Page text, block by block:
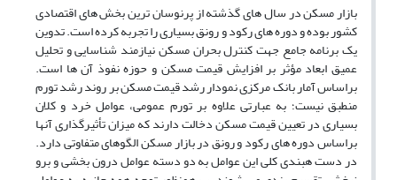
بازار مسکن در سال های گذشته از پرنوسان ترین بخش های اقتصادی
کشور بوده و دوره های رکود و رونق بسیاری را تجربه کرده است. تدوین
یک برنامه جامع جهت کنترل بحران مسکن نیازمند شناسایی و تحلیل
عمیق ابعاد مؤثر بر افزایش قیمت مسکن و حوزه نفوذ آن ها است.
براساس آمار بانک مرکزی نمودار رشد قیمت مسکن بر روند رشد تورم
منطبق نیست؛ به عبارتی علاوه بر تورم عمومی، عوامل خرد و کلان
بسیاری در تعیین قیمت مسکن دخالت دارند که میزان تأثیرگذاری آنها
براساس دوره های رکود و رونق در بازار مسکن الگوهای متفاوتی دارد.
در دست هبندی کلی این عوامل به دو دسته عوامل درون بخشی و برو